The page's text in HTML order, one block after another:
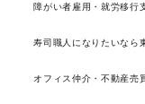
障がい者雇用・就労移行
寿司職人になりたいなら
オフィス仲介・不動産売